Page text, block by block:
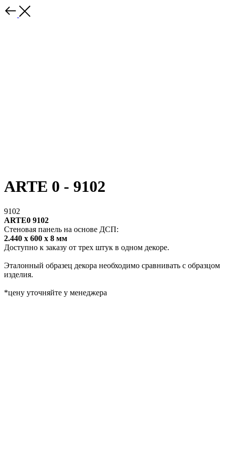
ARTE 0 - 9102
9102
ARTE0 9102
Стеновая панель на основе ДСП:
2.440 х 600 х 8 мм
Доступно к заказу от трех штук в одном декоре.
Эталонный образец декора необходимо сравнивать с образцом
изделия.
*цену уточняйте у менеджера